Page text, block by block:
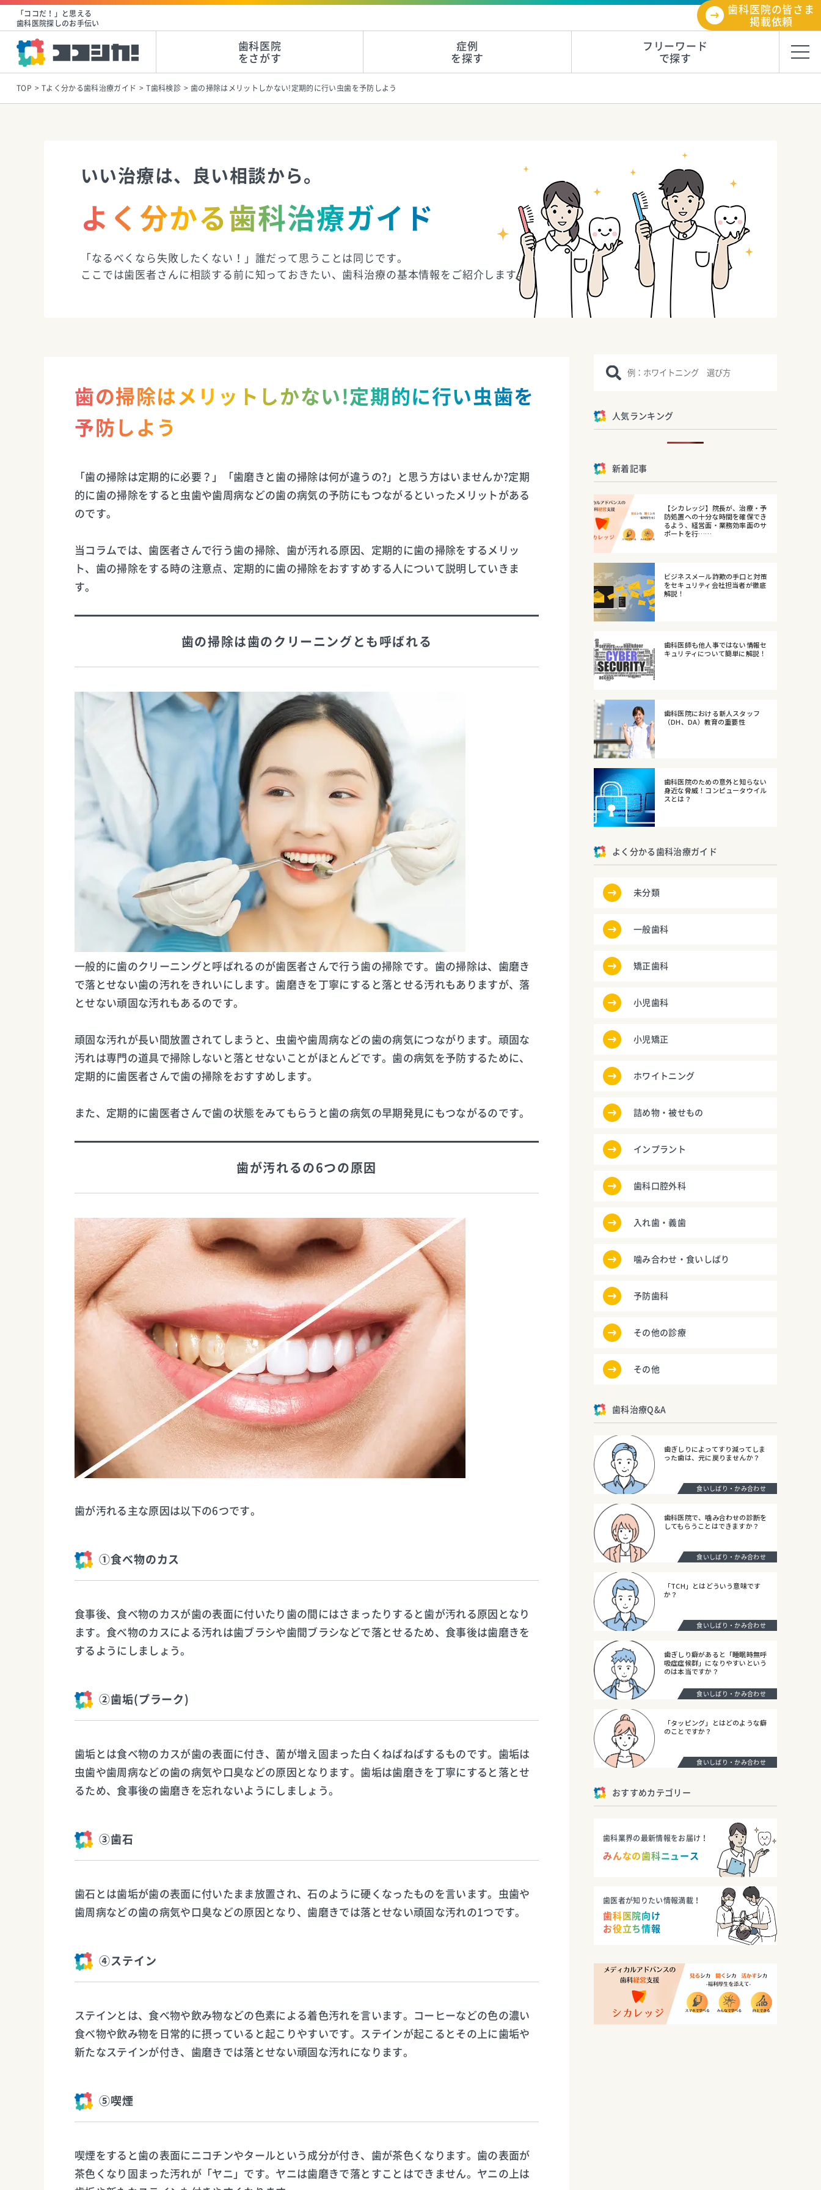
「ココだ！」と思える
歯科医院探しのお手伝い
歯科医院の皆さま
掲載依頼
歯科医院
をさがす
症例
を探す
フリーワード
で探す
TOP Tよく分かる歯科治療ガイド T歯科検診 歯の掃除はメリットしかない!定期的に行い虫歯を予防しよう
いい治療は、良い相談から。
よく分かる歯科治療ガイド
「なるべくなら失敗したくない！」誰だって思うことは同じです。
ここでは歯医者さんに相談する前に知っておきたい、歯科治療の基本情報をご紹介します。
歯の掃除はメリットしかない!定期的に行い虫歯を
予防しよう
「歯の掃除は定期的に必要？」「歯磨きと歯の掃除は何が違うの?」と思う方はいませんか?定期
的に歯の掃除をすると虫歯や歯周病などの歯の病気の予防にもつながるといったメリットがある
のです。
当コラムでは、歯医者さんで行う歯の掃除、歯が汚れる原因、定期的に歯の掃除をするメリッ
ト、歯の掃除をする時の注意点、定期的に歯の掃除をおすすめする人について説明していきま
す。
歯の掃除は歯のクリーニングとも呼ばれる
一般的に歯のクリーニングと呼ばれるのが歯医者さんで行う歯の掃除です。歯の掃除は、歯磨き
で落とせない歯の汚れをきれいにします。歯磨きを丁寧にすると落とせる汚れもありますが、落
とせない頑固な汚れもあるのです。
頑固な汚れが長い間放置されてしまうと、虫歯や歯周病などの歯の病気につながります。頑固な
汚れは専門の道具で掃除しないと落とせないことがほとんどです。歯の病気を予防するために、
定期的に歯医者さんで歯の掃除をおすすめします。
また、定期的に歯医者さんで歯の状態をみてもらうと歯の病気の早期発見にもつながるのです。
歯が汚れるの6つの原因
歯が汚れる主な原因は以下の6つです。
①食べ物のカス
食事後、食べ物のカスが歯の表面に付いたり歯の間にはさまったりすると歯が汚れる原因となり
ます。食べ物のカスによる汚れは歯ブラシや歯間ブラシなどで落とせるため、食事後は歯磨きを
するようにしましょう。
②歯垢(プラーク)
歯垢とは食べ物のカスが歯の表面に付き、菌が増え固まった白くねばねばするものです。歯垢は
虫歯や歯周病などの歯の病気や口臭などの原因となります。歯垢は歯磨きを丁寧にすると落とせ
るため、食事後の歯磨きを忘れないようにしましょう。
③歯石
歯石とは歯垢が歯の表面に付いたまま放置され、石のように硬くなったものを言います。虫歯や
歯周病などの歯の病気や口臭などの原因となり、歯磨きでは落とせない頑固な汚れの1つです。
④ステイン
ステインとは、食べ物や飲み物などの色素による着色汚れを言います。コーヒーなどの色の濃い
食べ物や飲み物を日常的に摂っていると起こりやすいです。ステインが起こるとその上に歯垢や
新たなステインが付き、歯磨きでは落とせない頑固な汚れになります。
⑤喫煙
喫煙をすると歯の表面にニコチンやタールという成分が付き、歯が茶色くなります。歯の表面が
茶色くなり固まった汚れが「ヤニ」です。ヤニは歯磨きで落とすことはできません。ヤニの上は
人気ランキング
新着記事
【シカレッジ】院長が、治療・予
防処置への十分な時間を確保でき
るよう、経営面・業務効率面のサ
ポートを行……
ビジネスメール詐欺の手口と対策
をセキュリティ会社担当者が徹底
解説！
歯科医師も他人事ではない情報セ
キュリティについて簡単に解説！
歯科医院における新人スタッフ
（DH、DA）教育の重要性
歯科医院のための意外と知らない
身近な脅威！コンピュータウイル
スとは？
よく分かる歯科治療ガイド
未分類
一般歯科
矯正歯科
小児歯科
小児矯正
ホワイトニング
詰め物・被せもの
インプラント
歯科口腔外科
入れ歯・義歯
噛み合わせ・食いしばり
予防歯科
その他の診療
その他
歯科治療Q&A
歯ぎしりによってすり減ってしま
った歯は、元に戻りませんか？
食いしばり・かみ合わせ
歯科医院で、噛み合わせの診断を
してもらうことはできますか？
食いしばり・かみ合わせ
「TCH」とはどういう意味です
か？
食いしばり・かみ合わせ
歯ぎしり癖があると「睡眠時無呼
吸症症候群」になりやすいという
のは本当ですか？
食いしばり・かみ合わせ
「タッピング」とはどのような癖
のことですか？
食いしばり・かみ合わせ
おすすめカテゴリー
歯科業界の最新情報をお届け！
みんなの歯科ニュース
歯医者が知りたい情報満載！
歯科医院向け
お役立ち情報